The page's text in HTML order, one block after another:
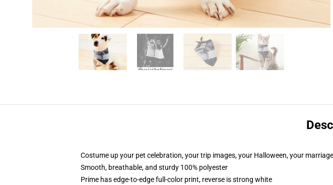
Costume up your pet celebration, your trip images, your Halloween, your
Smooth, breathable, and sturdy 100% polyester
Prime has edge-to-edge full-color print, reverse is strong white